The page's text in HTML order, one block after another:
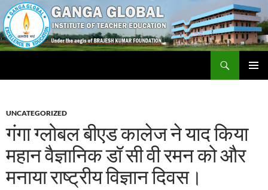
Skip
to
content
UNCATEGORIZED
गंगा ग्लोबल बीएड कालेज ने याद किया
महान वैज्ञानिक डॉ सी वी रमन को और
मनाया राष्ट्रीय विज्ञान दिवस।